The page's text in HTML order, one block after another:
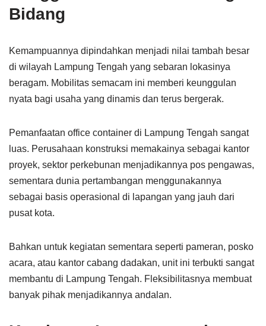
Bidang
Kemampuannya dipindahkan menjadi nilai tambah besar
di wilayah Lampung Tengah yang sebaran lokasinya
beragam. Mobilitas semacam ini memberi keunggulan
nyata bagi usaha yang dinamis dan terus bergerak.
Pemanfaatan office container di Lampung Tengah sangat
luas. Perusahaan konstruksi memakainya sebagai kantor
proyek, sektor perkebunan menjadikannya pos pengawas,
sementara dunia pertambangan menggunakannya
sebagai basis operasional di lapangan yang jauh dari
pusat kota.
Bahkan untuk kegiatan sementara seperti pameran, posko
acara, atau kantor cabang dadakan, unit ini terbukti sangat
membantu di Lampung Tengah. Fleksibilitasnya membuat
banyak pihak menjadikannya andalan.